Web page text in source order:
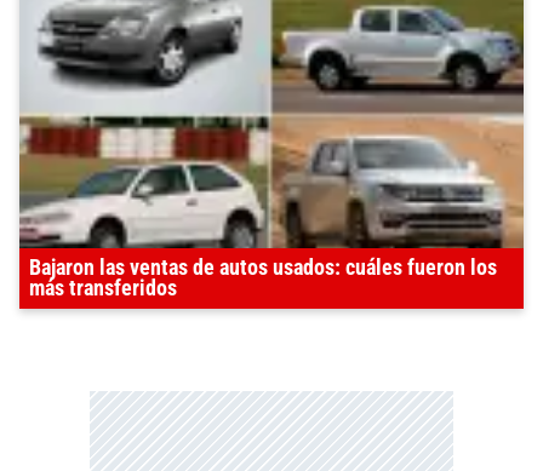
Bajaron las ventas de autos usados: cuáles fueron los
más transferidos